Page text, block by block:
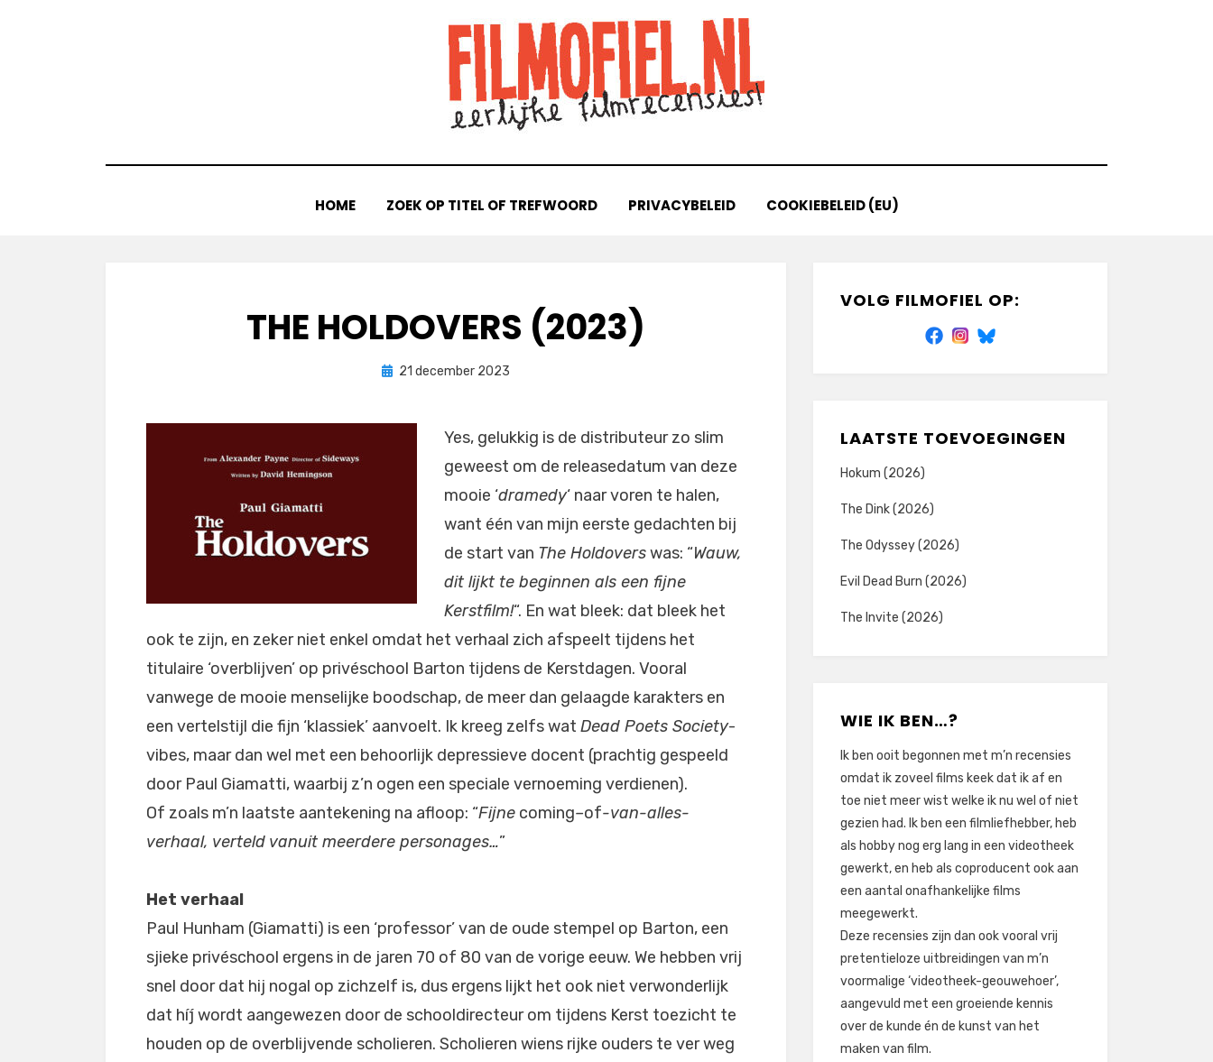
HOME ZOEK OP TITEL OF TREFWOORD PRIVACYBELEID COOKIEBELEID (EU)
THE HOLDOVERS (2023)
doorFilmofiel.nl
Geplaatst
21 december 2023
Yes, gelukkig is de distributeur zo slim
geweest om de releasedatum van deze
mooie ‘dramedy‘ naar voren te halen,
want één van mijn eerste gedachten bij
de start van The Holdoverswas: “Wauw,
dit lijkt te beginnen als een fijne
Kerstfilm!“. En wat bleek: dat bleek het
ook te zijn, en zeker niet enkel omdat het verhaal zich afspeelt tijdens het
titulaire ‘overblijven’ op privéschool Barton tijdens de Kerstdagen. Vooral
vanwege de mooie menselijke boodschap, de meer dan gelaagde karakters en
een vertelstijl die fijn ‘klassiek’ aanvoelt. Ik kreeg zelfs wat Dead Poets Society-
vibes, maar dan wel met een behoorlijk depressieve docent (prachtig gespeeld
door Paul Giamatti, waarbij z’n ogen een speciale vernoeming verdienen).
Of zoals m’n laatste aantekening na afloop: “Fijne coming–of-van-alles-
verhaal, verteld vanuit meerdere personages…”
Het verhaal
Paul Hunham (Giamatti) is een ‘professor’ van de oude stempel op Barton, een
sjieke privéschool ergens in de jaren 70 of 80 van de vorige eeuw. We hebben vrij
snel door dat hij nogal op zichzelf is, dus ergens lijkt het ook niet verwonderlijk
dat híj wordt aangewezen door de schooldirecteur om tijdens Kerst toezicht te
houden op de overblijvende scholieren. Scholieren wiens rijke ouders te ver weg
VOLG FILMOFIEL OP:
LAATSTE TOEVOEGINGEN
Hokum (2026)
The Dink (2026)
The Odyssey (2026)
Evil Dead Burn (2026)
The Invite (2026)
WIE IK BEN…?
Ik ben ooit begonnen met m’n recensies
omdat ik zoveel films keek dat ik af en
toe niet meer wist welke ik nu wel of niet
gezien had. Ik ben een filmliefhebber, heb
als hobby nog erg lang in een videotheek
gewerkt, en heb als coproducent ook aan
een aantal onafhankelijke films
meegewerkt.
Deze recensies zijn dan ook vooral vrij
pretentieloze uitbreidingen van m’n
voormalige ‘videotheek-geouwehoer’,
aangevuld met een groeiende kennis
over de kunde én de kunst van het
maken van film.